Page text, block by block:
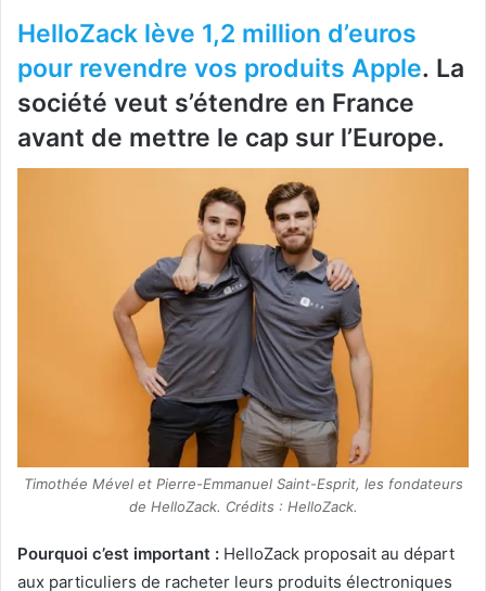
HelloZack lève 1,2 million d’euros
pour revendre vos produits Apple. La
société veut s’étendre en France
avant de mettre le cap sur l’Europe.
Timothée Mével et Pierre-Emmanuel Saint-Esprit, les fondateurs
de HelloZack. Crédits : HelloZack.
Pourquoi c’est important : HelloZack proposait au départ
aux particuliers de racheter leurs produits électroniques